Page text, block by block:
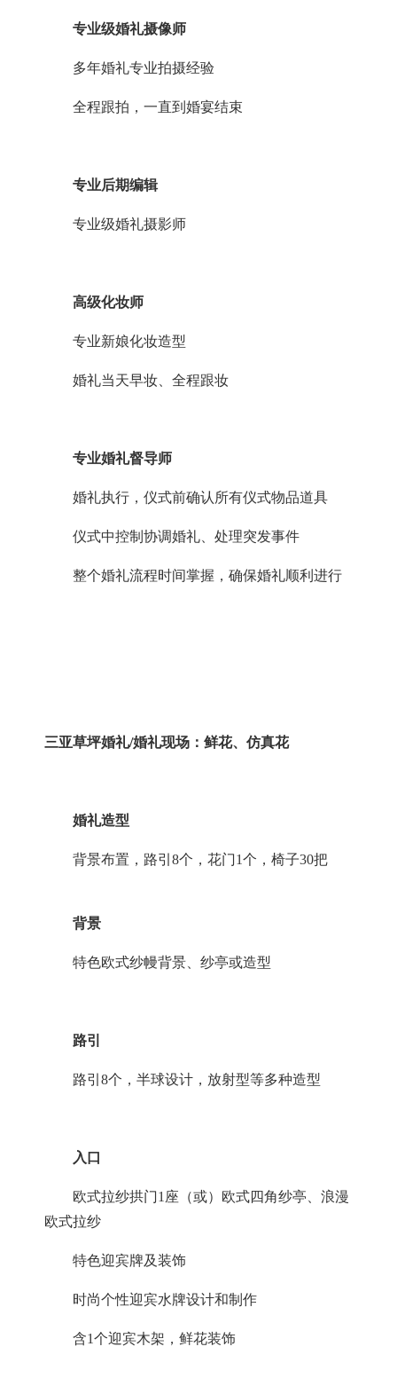
专业级婚礼摄像师
多年婚礼专业拍摄经验
全程跟拍，一直到婚宴结束
专业后期编辑
专业级婚礼摄影师
高级化妆师
专业新娘化妆造型
婚礼当天早妆、全程跟妆
专业婚礼督导师
婚礼执行，仪式前确认所有仪式物品道具
仪式中控制协调婚礼、处理突发事件
整个婚礼流程时间掌握，确保婚礼顺利进行
三亚草坪婚礼/婚礼现场：鲜花、仿真花
婚礼造型
背景布置，路引 8个，花门1个，椅子30把
背景
特色欧式纱幔背景、纱亭或造型
路引
路引 8个，半球设计，放射型等多种造型
入口
欧式拉纱拱门1座（或）欧式四角纱亭、浪漫
欧式拉纱
特色迎宾牌及装饰
时尚个性迎宾水牌设计和制作
含1个迎宾木架，鲜花装饰